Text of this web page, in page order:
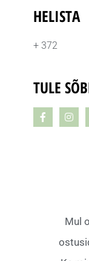
Mul
HELISTA
+ 372
TULE